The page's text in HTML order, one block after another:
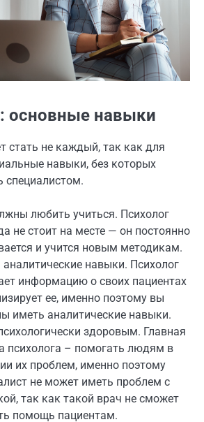
основные навыки
стать не каждый, так как для
навыки, без которых
специалистом.
любить учиться. Психолог
не стоит на месте — он постоянно
и учится новым методикам.
навыки. Психолог
информацию о своих пациентах
ее, именно поэтому вы
иметь аналитические навыки.
здоровым. Главная
психолога – помогать людям в
их проблем, именно поэтому
не может иметь проблем с
так как такой врач не сможет
помощь пациентам.